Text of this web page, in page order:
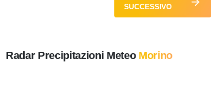
SUCCESSIVO
Radar Precipitazioni Meteo Morino